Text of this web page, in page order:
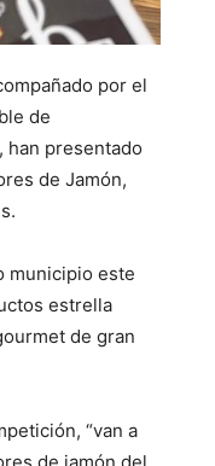
por el
de
han presentado
de Jamón,
municipio este
estrella
de gran
“van a